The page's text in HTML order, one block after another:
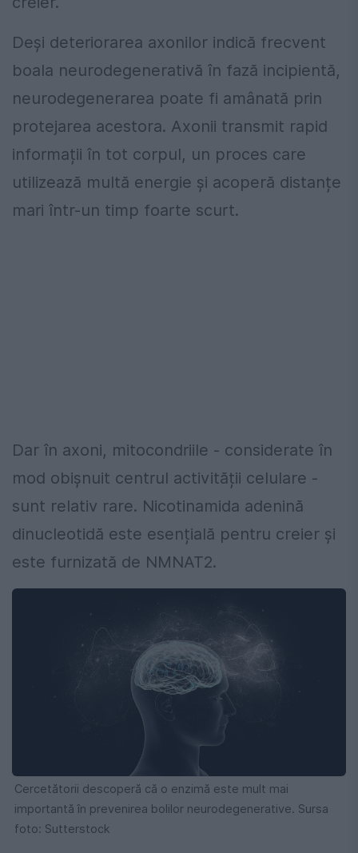
Deși deteriorarea axonilor indică frecvent
boala neurodegenerativă în fază incipientă,
neurodegenerarea poate fi amânată prin
protejarea acestora. Axonii transmit rapid
informații în tot corpul, un proces care
utilizează multă energie și acoperă distanțe
mari într-un timp foarte scurt.
Dar în axoni, mitocondriile - considerate în
mod obișnuit centrul activității celulare -
sunt relativ rare. Nicotinamida adenină
dinucleotidă este esențială pentru creier și
este furnizată de NMNAT2.
Cercetătorii descoperă că o enzimă este mult mai
importantă în prevenirea bolilor neurodegenerative. Sursa
foto: Sutterstock